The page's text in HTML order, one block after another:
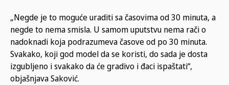
„Negde je to moguće uraditi sa časovima od 30 minuta, a
negde to nema smisla. U samom uputstvu nema rači o
nadoknadi koja podrazumeva časove od po 30 minuta.
Svakako, koji god model da se koristi, do sada je dosta
izgubljeno i svakako da će gradivo i đaci ispaštati“,
objašnjava Saković.